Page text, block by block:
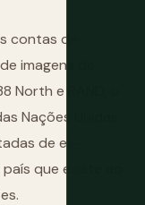
contas de
imagens de
e RAND, o
Nações Unidas
de ex-
que existe ao